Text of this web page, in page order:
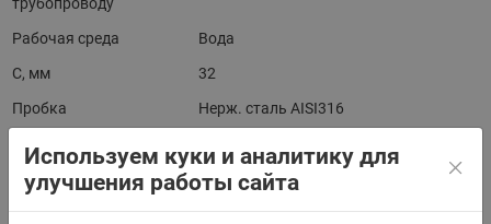
Рабочая среда
Вода
C, мм
32
Пробка
Нерж. сталь AISI316
Товары серии
Используем куки и аналитику для
улучшения работы сайта